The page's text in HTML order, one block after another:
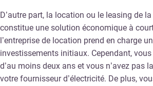
D’autre part, la location ou le leasing de
constitue une solution économique à
l’entreprise de location prend en charge
investissements initiaux. Cependant,
d’au moins deux ans et vous n’avez pas
votre fournisseur d’électricité. De plus,